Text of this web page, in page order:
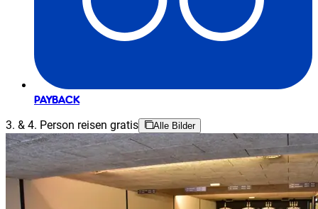
PAYBACK
3. & 4. Person reisen gratis Alle Bilder